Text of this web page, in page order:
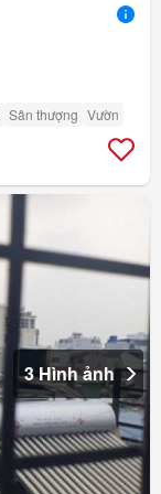
Sân thượng Vườn
3 Hình ảnh